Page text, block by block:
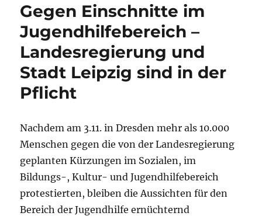
Förderpreis
für
Demokratie“
–
Respekt
für
die
Gegen Einschnitte im
Jugendhilfebereich –
Landesregierung und
Stadt Leipzig sind in der
Pflicht
Nachdem am 3.11. in Dresden mehr als 10.000
Menschen gegen die von der Landesregierung
geplanten Kürzungen im Sozialen, im
Bildungs-, Kultur- und Jugendhilfebereich
protestierten, bleiben die Aussichten für den
Bereich der Jugendhilfe ernüchternd